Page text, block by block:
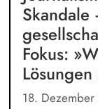
Skandale
Fokus:
18.